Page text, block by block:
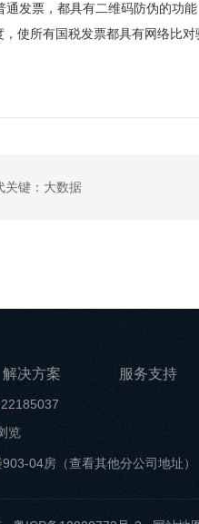
发票，都具有二维码防伪的功
使所有国税发票都具有网络比
关键：大数据
解决方案 服务支持
览
903-04房（查看其他分公司地址）